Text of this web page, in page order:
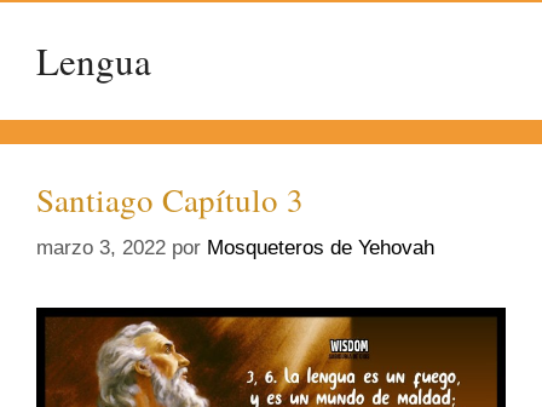
Lengua
Santiago Capítulo 3
marzo 3, 2022 por Mosqueteros de Yehovah